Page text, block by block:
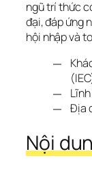
ngũ trí thức
đại, đáp ứng
hội nhập và
Địa
Nội